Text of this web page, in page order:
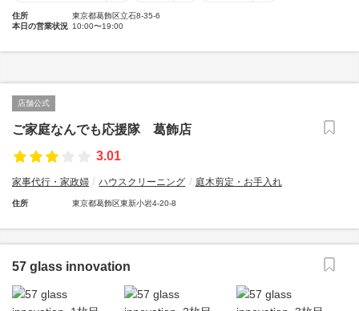
住所
東京都葛飾区立石8-35-6
本日の営業状況 10:00〜19:00
店舗公式
ご家庭なんでも応援隊 葛飾店
3.01
家事代行・家政婦 ハウスクリーニング 庭木剪定・お手入れ
住所 東京都葛飾区東新小岩4-20-8
57 glass innovation